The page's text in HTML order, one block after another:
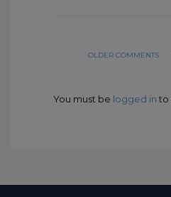
OLDER COMMENTS
You must be logged in to